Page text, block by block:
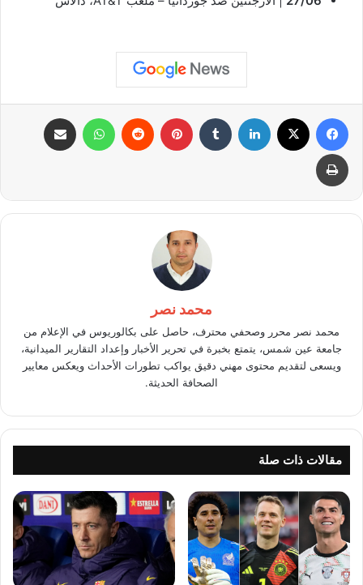
فيسبوك لينكدإن بينتيريست واتساب
طباعة
محمد نصر
محمد نصر محرر وصحفي محترف، حاصل على بكالوريوس في الإعلام من
جامعة عين شمس، يتمتع بخبرة في تحرير الأخبار وإعداد التقارير الميدانية،
ويسعى لتقديم محتوى مهني دقيق يواكب تطورات الأحداث ويعكس معايير
الصحافة الحديثة.
مقالات ذات صلة